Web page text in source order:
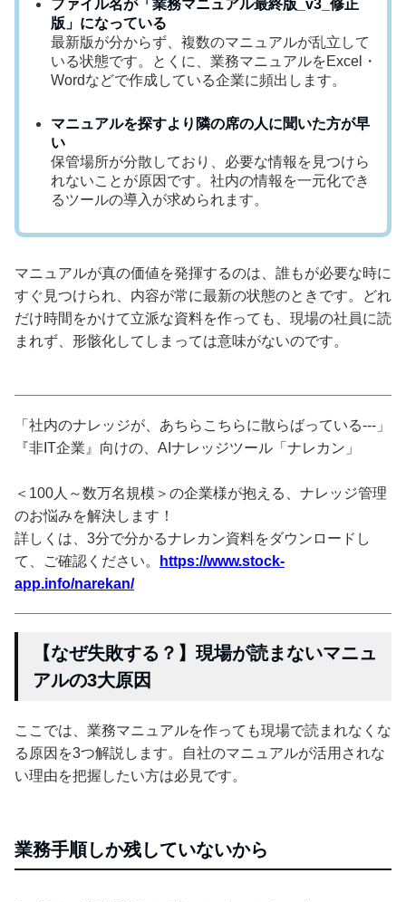
ファイル名が「業務マニュアル最終版_v3_修正
版」になっている
最新版が分からず、複数のマニュアルが乱立して
いる状態です。とくに、業務マニュアルをExcel・
Wordなどで作成している企業に頻出します。
マニュアルを探すより隣の席の人に聞いた方が早
い
保管場所が分散しており、必要な情報を見つけら
れないことが原因です。社内の情報を一元化でき
るツールの導入が求められます。
マニュアルが真の価値を発揮するのは、誰もが必要な時に
すぐ見つけられ、内容が常に最新の状態のときです。どれ
だけ時間をかけて立派な資料を作っても、現場の社員に読
まれず、形骸化してしまっては意味がないのです。
「社内のナレッジが、あちらこちらに散らばっている---」
『非IT企業』向けの、AIナレッジツール「ナレカン」
＜100人～数万名規模＞の企業様が抱える、ナレッジ管理
のお悩みを解決します！
詳しくは、3分で分かるナレカン資料をダウンロードし
て、ご確認ください。
https://www.stock-
app.info/narekan/
【なぜ失敗する？】現場が読まないマニュ
アルの3大原因
ここでは、業務マニュアルを作っても現場で読まれなくな
る原因を3つ解説します。自社のマニュアルが活用されな
い理由を把握したい方は必見です。
業務手順しか残していないから